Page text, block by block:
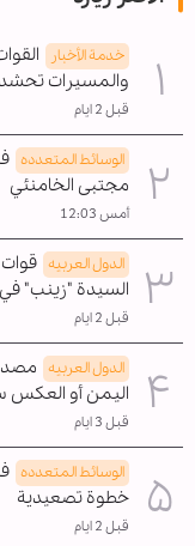
خدمة الأخبار
والمسيرات
قبل 2 ايام
الوسائط المتعدده
مجتبى الخامنئي
أمس 12:03
الدول العربیه
السيدة "زينب"
قبل 2 ايام
الدول العربیه
اليمن أو العكس
قبل 3 ايام
الوسائط المتعدده
خطوة تصعيدية
قبل 2 ايام